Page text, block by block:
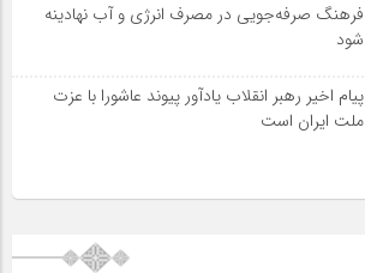
فرهنگ صرفه‌جویی در مصرف انرژی و آب نهادینه
شود
پیام اخیر رهبر انقلاب یادآور پیوند عاشورا با عزت
ملت ایران است